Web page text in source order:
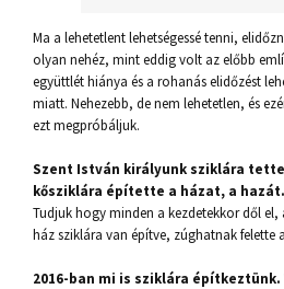
Ma a lehetetlent lehetségessé tenni,
olyan nehéz, mint eddig volt az előbb
együttlét hiánya és a rohanás elidőzést
miatt. Nehezebb, de nem lehetetlen, és
ezt megpróbáljuk.
Szent István királyunk sziklára
kősziklára építette a házat, a hazát.
Tudjuk hogy minden a kezdetekkor dől
ház sziklára van építve, zúghatnak felette
2016-ban mi is sziklára építkeztünk.